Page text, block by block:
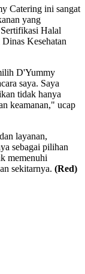
Catering ini sangat
yang
Halal
Kesehatan
D'Yummy
saya. Saya
tidak hanya
keamanan," ucap
layanan,
sebagai pilihan
memenuhi
sekitarnya. (Red)